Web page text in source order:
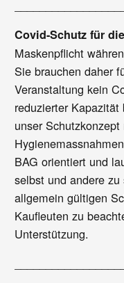
Covid-Schutz für
Maskenpflicht
Sie brauchen daher
Veranstaltung kein
reduzierter
unser
BAG orientiert und
selbst und andere
allgemein gültigen
Kaufleuten zu
Unterstützung.